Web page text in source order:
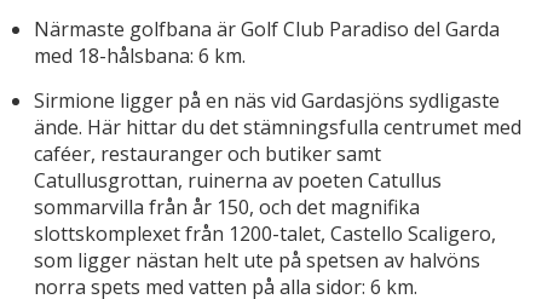
Närmaste golfbana är Golf Club Paradiso del Garda
med 18-hålsbana: 6 km.
Sirmione ligger på en näs vid Gardasjöns sydligaste
ände. Här hittar du det stämningsfulla centrumet med
caféer, restauranger och butiker samt
Catullusgrottan, ruinerna av poeten Catullus
sommarvilla från år 150, och det magnifika
slottskomplexet från 1200-talet, Castello Scaligero,
som ligger nästan helt ute på spetsen av halvöns
norra spets med vatten på alla sidor: 6 km.